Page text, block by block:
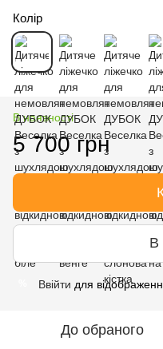
Колір
В наявності
5 700 грн
В
Ввійти для
До обраного